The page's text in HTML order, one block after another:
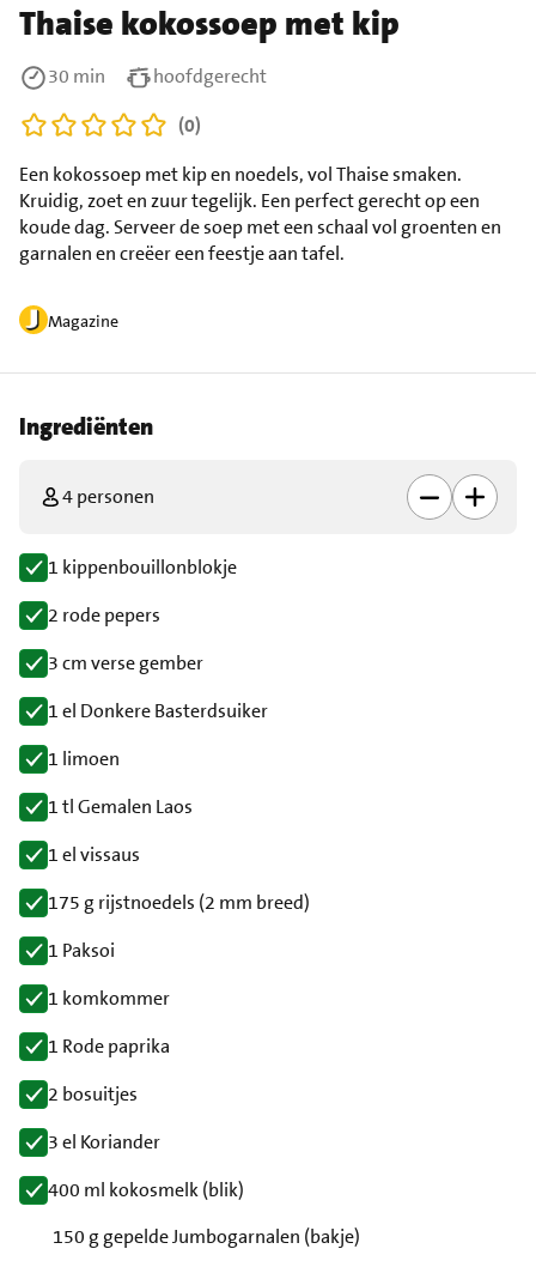
Thaise kokossoep met kip
Magazine
Een kokossoep met kip en noedels, vol Thaise smaken.
Kruidig, zoet en zuur tegelijk. Een perfect gerecht op een
koude dag. Serveer de soep met een schaal vol groenten en
garnalen en creëer een feestje aan tafel.
30 min
hoofdgerecht
(0)
Ingrediënten
4 personen
1 kippenbouillonblokje
2 rode pepers
3 cm verse gember
1 el Donkere Basterdsuiker
1 limoen
1 tl Gemalen Laos
1 el vissaus
175 g rijstnoedels (2 mm breed)
1 Paksoi
1 komkommer
1 Rode paprika
2 bosuitjes
3 el Koriander
400 ml kokosmelk (blik)
150 g gepelde Jumbogarnalen (bakje)